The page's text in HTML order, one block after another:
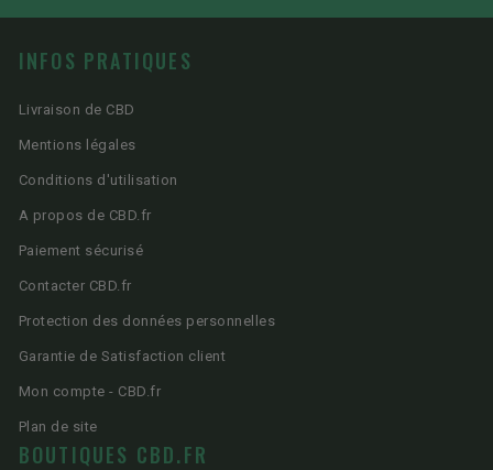
INFOS PRATIQUES
Livraison de CBD
Mentions légales
Conditions d'utilisation
A propos de CBD.fr
Paiement sécurisé
Contacter CBD.fr
Protection des données personnelles
Garantie de Satisfaction client
Mon compte - CBD.fr
Plan de site
BOUTIQUES CBD.FR